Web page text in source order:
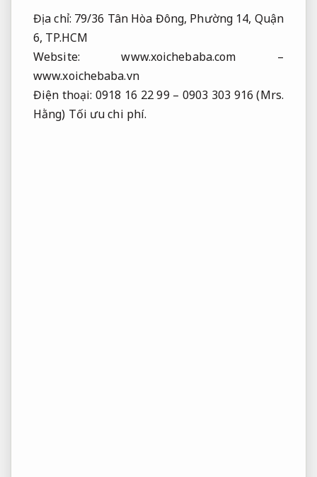
Địa chỉ: 79/36 Tân Hòa Đông, Phường 14, Quận
6, TP.HCM
Website: www.xoichebaba.com –
www.xoichebaba.vn
Điện thoại: 0918 16 22 99 – 0903 303 916 (Mrs.
Hằng) Tối ưu chi phí.